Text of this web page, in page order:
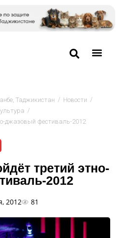
Таджикистан / Новости /
/
джазовый фестиваль-2012
третий этно-
2012
2012 81